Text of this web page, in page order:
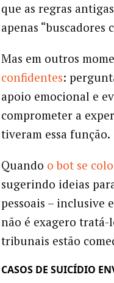
que as regras
apenas “buscadores
Mas em outros
confidentes:
apoio emocional e
comprometer a
tiveram essa função.
Quando o bot se
sugerindo ideias
pessoais – inclusive
não é exagero tratá-
tribunais estão
CASOS DE SUICÍDIO